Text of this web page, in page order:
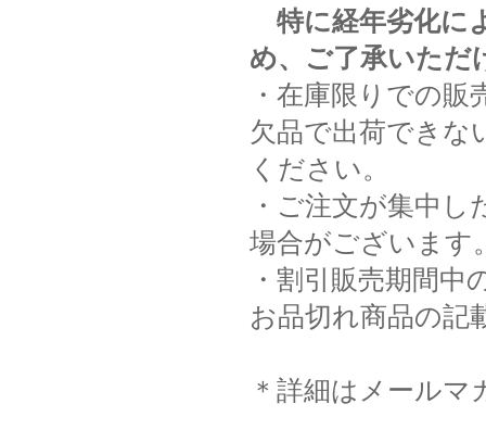
特に経年劣化に
め、ご了承いただ
・在庫限りでの
欠品で出荷できな
ください。
・ご注文が集中
場合がございます
・割引販売期間
お品切れ商品の記
＊詳細はメール